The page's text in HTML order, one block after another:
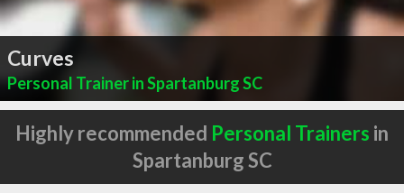
Curves
Personal Trainer in Spartanburg SC
Highly recommended Personal Trainers in
Spartanburg SC